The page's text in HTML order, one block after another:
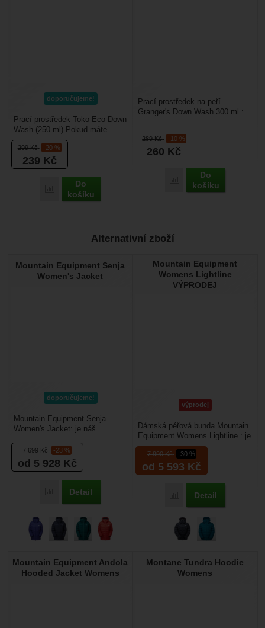
doporučujeme!
299Kč -20 %
239 Kč
Porovnat
Do
košíku
Prací prostředek Toko Eco Down
Wash (250 ml) Pokud máte
doma péřovou bundu, vestu
nebo spacák (například...
289Kč -10 %
260 Kč
Porovnat
Do
košíku
Prací prostředek na peří
Granger's Down Wash 300 ml :
oblečení a péřových...
Alternativní zboží
Mountain Equipment Senja
Women's Jacket
doporučujeme!
7 699Kč -23 %
od 5 928 Kč
Porovnat
Detail
Mountain Equipment Senja
Women's Jacket: je náš
dámská péřová bunda, je...
Mountain Equipment
Womens Lightline
VÝPRODEJ
výprodej
7 990Kč -30 %
od 5 593 Kč
Porovnat
Detail
Dámská péřová bunda Mountain
Equipment Womens Lightline : je
vyrobena voděodolného
materiálu Drilite...
Mountain Equipment Andola
Hooded Jacket Womens
Montane Tundra Hoodie
Womens